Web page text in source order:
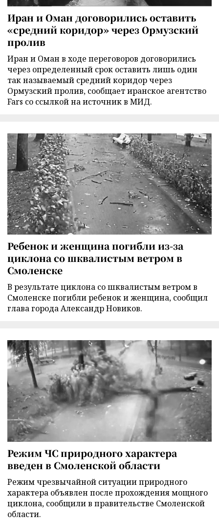
Иран и Оман договорились оставить
«средний коридор» через Ормузский
пролив
Иран и Оман в ходе переговоров договорились
через определенный срок оставить лишь один
так называемый средний коридор через
Ормузский пролив, сообщает иранское агентство
Fars со ссылкой на источник в МИД.
Ребенок и женщина погибли из-за
циклона со шквалистым ветром в
Смоленске
В результате циклона со шквалистым ветром в
Смоленске погибли ребенок и женщина, сообщил
глава города Александр Новиков.
Режим ЧС природного характера
введен в Смоленской области
Режим чрезвычайной ситуации природного
характера объявлен после прохождения мощного
циклона, сообщили в правительстве Смоленской
области.